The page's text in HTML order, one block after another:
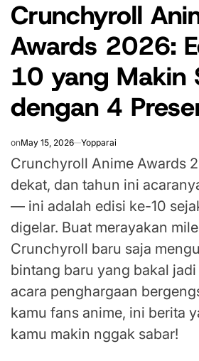
IN
Crunchyroll
Awards 2026:
10 yang Makin
dengan 4
onMay 15, 2026 Yopparai
Crunchyroll Anime Awards
dekat, dan tahun ini
— ini adalah edisi ke-10
digelar. Buat merayakan
Crunchyroll baru saja
bintang baru yang bakal
acara penghargaan
kamu fans anime, ini berita
kamu makin nggak sabar!